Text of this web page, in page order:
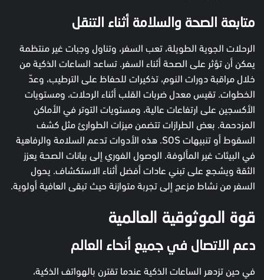
متابعة الصحة والسلامة أثناء التنقل
الرحلات الجوية الطويلة، تعب السفر، وتناول وجبات غير منتظمة
يمكن أن تؤثر على الصحة أثناء السفر. تساعد الساعات الذكية من
خلال مراقبة دورات النوم، تذكيرات للحفاظ على الترطيب، وعدّ
الخطوات. تقيس معدل ضربات القلب أثناء الرحلات، ومستويات
الأكسجين على ارتفاعات عالية، ومستويات التوتر في الأماكن
المزدحمة. بعض الطرازات تتضمن ميزات الطوارئ مثل كشف
السقوط أو تنبيهات SOS. هذه الأدوات تدعم السلامة والرفاهية
في البيئات غير المألوفة. الوصول الفوري إلى بيانات الصحة يعزز
الثقة ويشجع على تبني عادات أفضل أثناء الاستكشاف. يحول
السفر من نشاط مزعج إلى تجربة متوازنة حيث تبقى العافية أولوية.
قوة الموثوقية العالمية
دعم الاتصال في جميع أنحاء العالم
في حين تزدهر الساعات الذكية عندما تقترن بالهواتف الذكية،